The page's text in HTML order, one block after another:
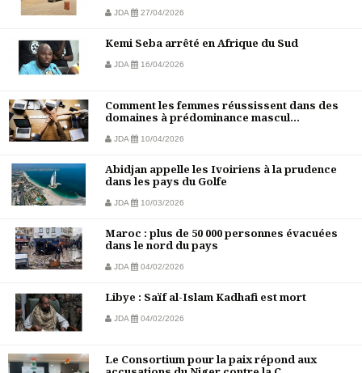
JDA 27/04/2026
Kemi Seba arrêté en Afrique du Sud
JDA 16/04/2026
Comment les femmes réussissent dans des
domaines à prédominance mascul...
JDA 10/04/2026
Abidjan appelle les Ivoiriens à la prudence
dans les pays du Golfe
JDA 10/03/2026
Maroc : plus de 50 000 personnes évacuées
dans le nord du pays
JDA 04/02/2026
Libye : Saïf al-Islam Kadhafi est mort
JDA 04/02/2026
Le Consortium pour la paix répond aux